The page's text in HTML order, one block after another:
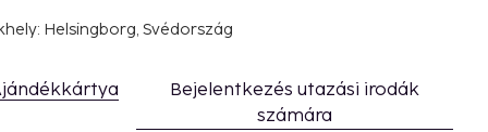
Helsingborg, Svédország
Bejelentkezés utazási irodák
számára